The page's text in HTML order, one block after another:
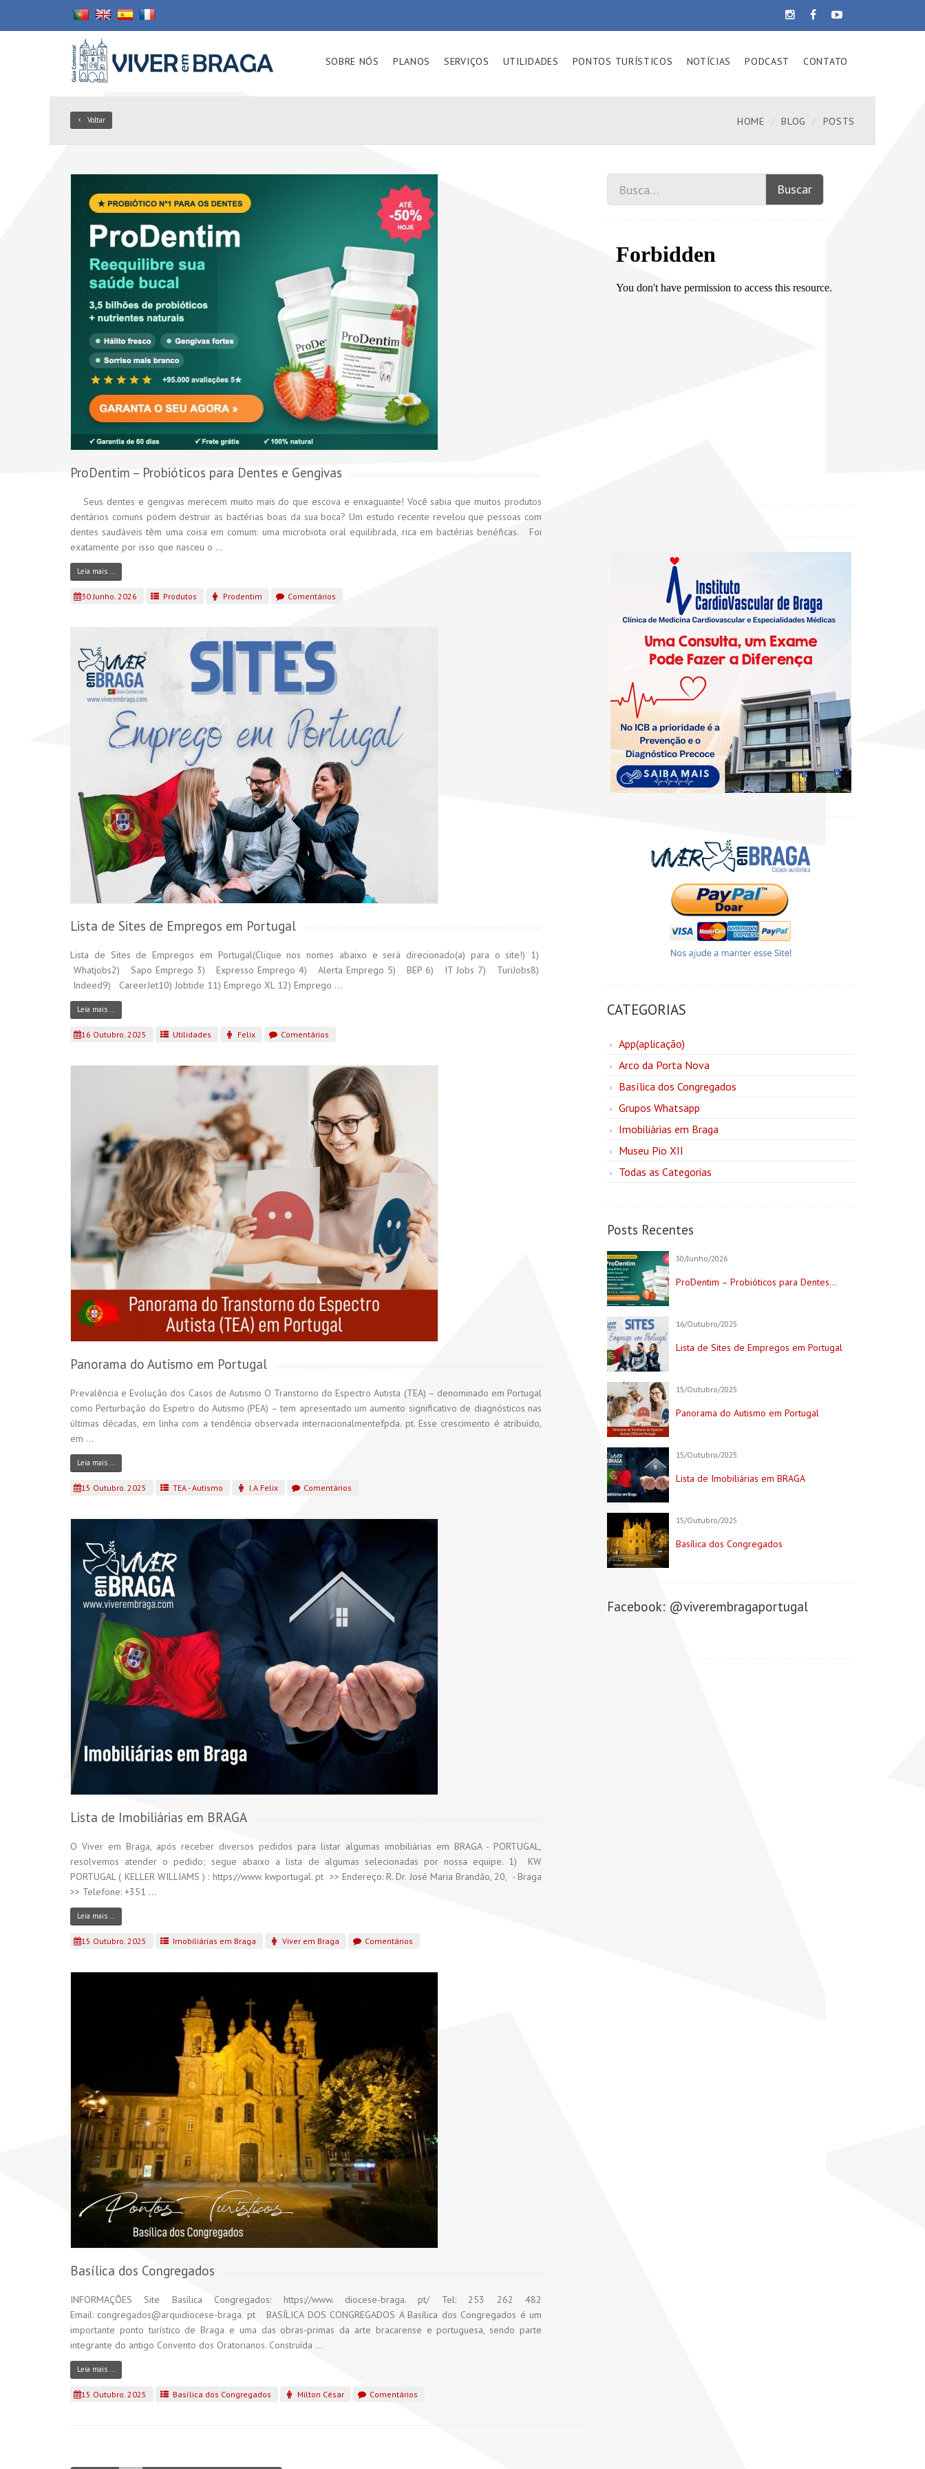
SOBRE NÓS PLANOS SERVIÇOS UTILIDADES PONTOS TURÍSTICOS NOTÍCIAS PODCAST CONTATO
Voltar HOME BLOG POSTS
ProDentim – Probióticos para Dentes e Gengivas
Seus dentes e gengivas merecem muito mais do que escova e enxaguante! Você sabia que muitos produtos
dentários comuns podem destruir as bactérias boas da sua boca? Um estudo recente revelou que pessoas com
dentes saudáveis têm uma coisa em comum: uma microbiota oral equilibrada, rica em bactérias benéficas. Foi
exatamente por isso que nasceu o ...
Leia mais ...
30 Junho. 2026 Produtos Prodentim Comentários
Lista de Sites de Empregos em Portugal
Lista de Sites de Empregos em Portugal(Clique nos nomes abaixo e será direcionado(a) para o site!) 1)
Whatjobs2) Sapo Emprego 3) Expresso Emprego 4) Alerta Emprego 5) BEP 6) IT Jobs 7) TuriJobs8)
Indeed9) CareerJet10) Jobtide 11) Emprego XL 12) Emprego ...
Leia mais ...
16 Outubro. 2025 Utilidades Felix Comentários
Panorama do Autismo em Portugal
Prevalência e Evolução dos Casos de Autismo O Transtorno do Espectro Autista (TEA) – denominado em Portugal
como Perturbação do Espetro do Autismo (PEA) – tem apresentado um aumento significativo de diagnósticos nas
últimas décadas, em linha com a tendência observada internacionalmentefpda. pt. Esse crescimento é atribuído,
em ...
Leia mais ...
15 Outubro. 2025 TEA - Autismo I.A Felix Comentários
Lista de Imobiliárias em BRAGA
O Viver em Braga, após receber diversos pedidos para listar algumas imobiliárias em BRAGA - PORTUGAL,
resolvemos atender o pedido; segue abaixo a lista de algumas selecionadas por nossa equipe. 1) KW
PORTUGAL ( KELLER WILLIAMS ) : https://www. kwportugal. pt >> Endereço: R. Dr. José Maria Brandão, 20, - Braga
>> Telefone: +351 ...
Leia mais ...
15 Outubro. 2025 Imobiliárias em Braga Viver em Braga Comentários
Basílica dos Congregados
INFORMAÇÕES Site Basílica Congregados: https://www. diocese-braga. pt/ Tel: 253 262 482
Email: congregados@arquidiocese-braga. pt BASÍLICA DOS CONGREGADOS A Basílica dos Congregados é um
importante ponto turístico de Braga e uma das obras-primas da arte bracarense e portuguesa, sendo parte
integrante do antigo Convento dos Oratorianos. Construída ...
Leia mais ...
15 Outubro. 2025 Basílica dos Congregados Milton César Comentários
Buscar
CATEGORIAS
App(aplicação)
Arco da Porta Nova
Basílica dos Congregados
Grupos Whatsapp
Imobiliárias em Braga
Museu Pio XII
Todas as Categorias
Posts Recentes
30/Junho/2026
ProDentim – Probióticos para Dentes...
16/Outubro/2025
Lista de Sites de Empregos em Portugal
15/Outubro/2025
Panorama do Autismo em Portugal
15/Outubro/2025
Lista de Imobiliárias em BRAGA
15/Outubro/2025
Basílica dos Congregados
Facebook: @viverembragaportugal